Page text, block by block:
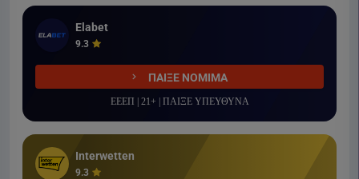
Elabet
9.3
ΠΑΙΞΕ ΝΟΜΙΜΑ
ΕΕΕΠ | 21+ | ΠΑΙΞΕ ΥΠΕΥΘΥΝΑ
Interwetten
9.3